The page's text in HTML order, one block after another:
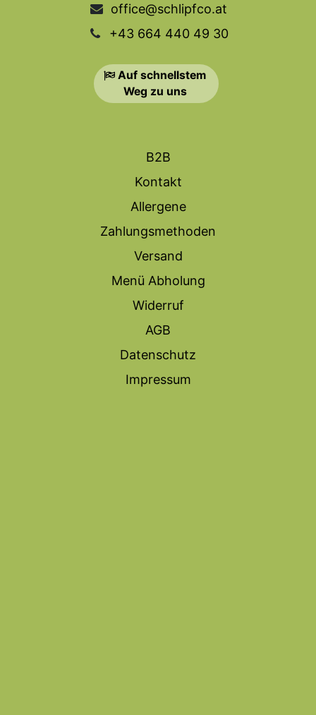
office@schlipfco.at
+43 664 440 49 30
Auf schnellstem​​​​​​​​​​​​
Weg zu uns
B2B
Kontakt
Allergene
Zahlungsmethoden
Versand
Menü Abholung
Widerruf
AGB
Datenschutz
Impressum